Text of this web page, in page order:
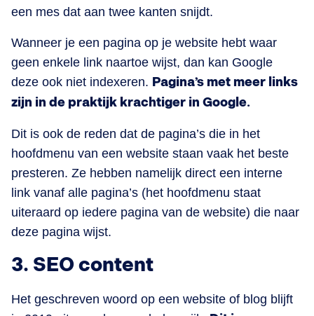
een mes dat aan twee kanten snijdt.
Wanneer je een pagina op je website hebt waar
geen enkele link naartoe wijst, dan kan Google
deze ook niet indexeren. Pagina’s met meer links
zijn in de praktijk krachtiger in Google.
Dit is ook de reden dat de pagina’s die in het
hoofdmenu van een website staan vaak het beste
presteren. Ze hebben namelijk direct een interne
link vanaf alle pagina’s (het hoofdmenu staat
uiteraard op iedere pagina van de website) die naar
deze pagina wijst.
3. SEO content
Het geschreven woord op een website of blog blijft